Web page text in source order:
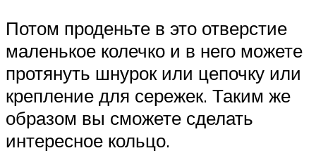
Потом проденьте в это отверстие
маленькое колечко и в него можете
протянуть шнурок или цепочку или
крепление для сережек. Таким же
образом вы сможете сделать
интересное кольцо.